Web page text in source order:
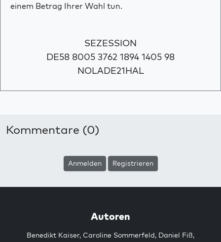
einem Betrag Ihrer Wahl tun.
SEZESSION
DE58 8005 3762 1894 1405 98
NOLADE21HAL
Kommentare (0)
Anmelden Registrieren
Autoren
Benedikt Kaiser, Caroline Sommerfeld, Daniel Fiß,